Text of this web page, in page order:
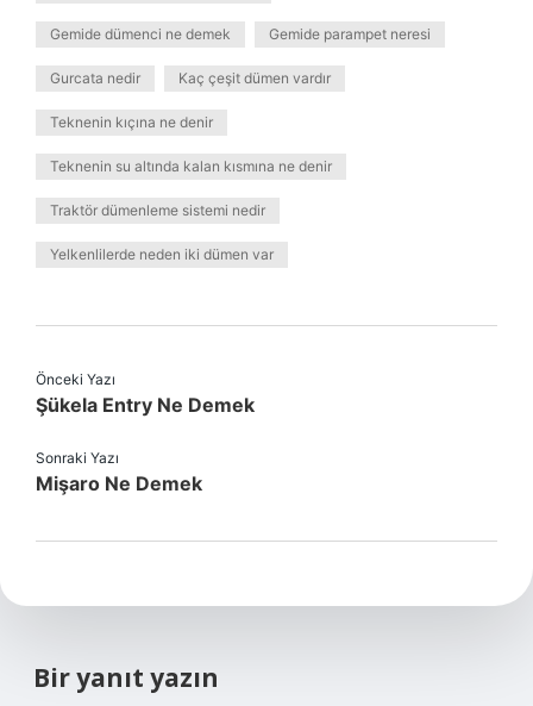
Gemide dümenci ne demek Gemide parampet neresi
Gurcata nedir Kaç çeşit dümen vardır
Teknenin kıçına ne denir
Teknenin su altında kalan kısmına ne denir
Traktör dümenleme sistemi nedir
Yelkenlilerde neden iki dümen var
Önceki Yazı
Şükela Entry Ne Demek
Sonraki Yazı
Mişaro Ne Demek
Bir yanıt yazın